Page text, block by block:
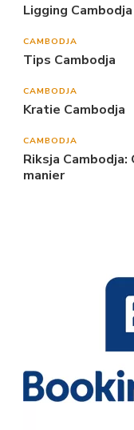
Ligging Cambodja
CAMBODJA
Tips Cambodja
CAMBODJA
Kratie Cambodja
CAMBODJA
Riksja
manier